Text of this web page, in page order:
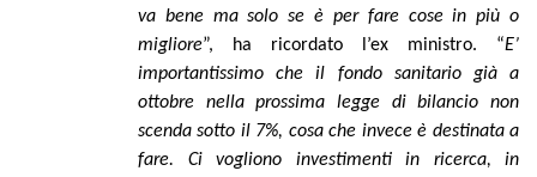
va bene ma solo se è per fare cose in più o
migliore”, ha ricordato l’ex ministro. “E’
importantissimo che il fondo sanitario già a
ottobre nella prossima legge di bilancio non
scenda sotto il 7%, cosa che invece è destinata a
fare. Ci vogliono investimenti in ricerca, in